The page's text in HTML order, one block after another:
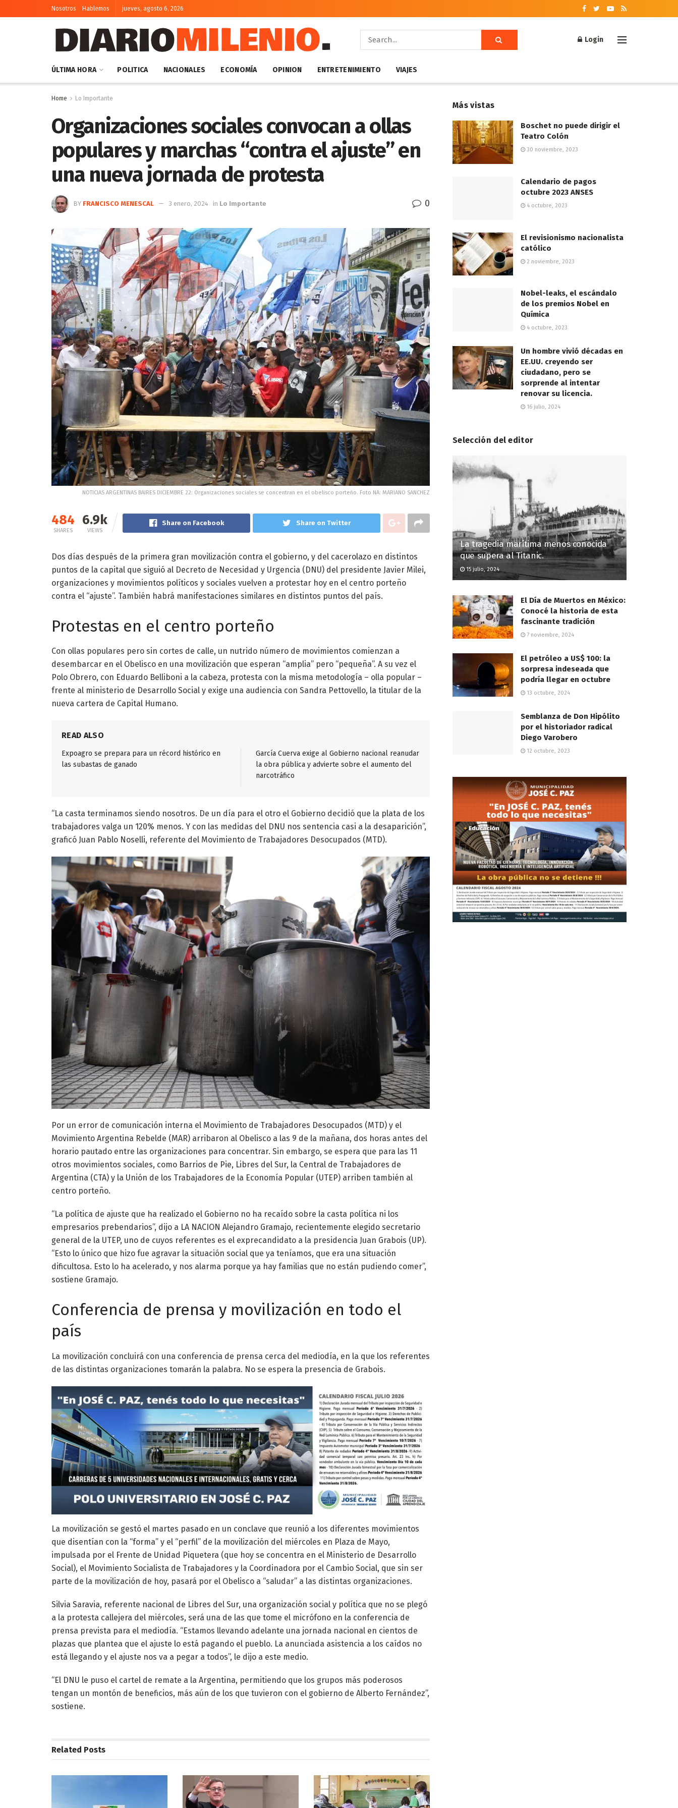
Nosotros Hablemos jueves, agosto 6, 2026
Login
ÚLTIMA HORA POLITICA NACIONALES ECONOMÍA OPINION ENTRETENIMIENTO VIAJES
Home Lo Importante
Organizaciones sociales convocan a ollas
populares y marchas “contra el ajuste” en
una nueva jornada de protesta
BY FRANCISCO MENESCAL 3 enero, 2024 in Lo Importante 0
NOTICIAS ARGENTINAS BAIRES DICIEMBRE 22: Organizaciones sociales se concentran en el obelisco porteño. Foto NA: MARIANO SANCHEZ
484
SHARES
6.9k
VIEWS
Share on Facebook Share on Twitter
Dos días después de la primera gran movilización contra el gobierno, y del cacerolazo en distintos
puntos de la capital que siguió al Decreto de Necesidad y Urgencia (DNU) del presidente Javier Milei,
organizaciones y movimientos políticos y sociales vuelven a protestar hoy en el centro porteño
contra el “ajuste”. También habrá manifestaciones similares en distintos puntos del país.
Protestas en el centro porteño
Con ollas populares pero sin cortes de calle, un nutrido número de movimientos comienzan a
desembarcar en el Obelisco en una movilización que esperan “amplia” pero “pequeña”. A su vez el
Polo Obrero, con Eduardo Belliboni a la cabeza, protesta con la misma metodología – olla popular –
frente al ministerio de Desarrollo Social y exige una audiencia con Sandra Pettovello, la titular de la
nueva cartera de Capital Humano.
READ ALSO
Expoagro se prepara para un récord histórico en
las subastas de ganado
García Cuerva exige al Gobierno nacional reanudar
la obra pública y advierte sobre el aumento del
narcotráfico
“La casta terminamos siendo nosotros. De un día para el otro el Gobierno decidió que la plata de los
trabajadores valga un 120% menos. Y con las medidas del DNU nos sentencia casi a la desaparición”,
graficó Juan Pablo Noselli, referente del Movimiento de Trabajadores Desocupados (MTD).
Por un error de comunicación interna el Movimiento de Trabajadores Desocupados (MTD) y el
Movimiento Argentina Rebelde (MAR) arribaron al Obelisco a las 9 de la mañana, dos horas antes del
horario pautado entre las organizaciones para concentrar. Sin embargo, se espera que para las 11
otros movimientos sociales, como Barrios de Pie, Libres del Sur, la Central de Trabajadores de
Argentina (CTA) y la Unión de los Trabajadores de la Economía Popular (UTEP) arriben también al
centro porteño.
“La política de ajuste que ha realizado el Gobierno no ha recaído sobre la casta política ni los
empresarios prebendarios”, dijo a LA NACION Alejandro Gramajo, recientemente elegido secretario
general de la UTEP, uno de cuyos referentes es el exprecandidato a la presidencia Juan Grabois (UP).
“Esto lo único que hizo fue agravar la situación social que ya teníamos, que era una situación
dificultosa. Esto lo ha acelerado, y nos alarma porque ya hay familias que no están pudiendo comer”,
sostiene Gramajo.
Conferencia de prensa y movilización en todo el
país
La movilización concluirá con una conferencia de prensa cerca del mediodía, en la que los referentes
de las distintas organizaciones tomarán la palabra. No se espera la presencia de Grabois.
La movilización se gestó el martes pasado en un conclave que reunió a los diferentes movimientos
que disentían con la “forma” y el “perfil” de la movilización del miércoles en Plaza de Mayo,
impulsada por el Frente de Unidad Piquetera (que hoy se concentra en el Ministerio de Desarrollo
Social), el Movimiento Socialista de Trabajadores y la Coordinadora por el Cambio Social, que sin ser
parte de la movilización de hoy, pasará por el Obelisco a “saludar” a las distintas organizaciones.
Silvia Saravia, referente nacional de Libres del Sur, una organización social y política que no se plegó
a la protesta callejera del miércoles, será una de las que tome el micrófono en la conferencia de
prensa prevista para el mediodía. “Estamos llevando adelante una jornada nacional en cientos de
plazas que plantea que el ajuste lo está pagando el pueblo. La anunciada asistencia a los caídos no
está llegando y el ajuste nos va a pegar a todos”, le dijo a este medio.
“El DNU le puso el cartel de remate a la Argentina, permitiendo que los grupos más poderosos
tengan un montón de beneficios, más aún de los que tuvieron con el gobierno de Alberto Fernández”,
sostiene.
Related Posts
Más vistas
Boschet no puede dirigir el
Teatro Colón
30 noviembre, 2023
Calendario de pagos
octubre 2023 ANSES
4 octubre, 2023
El revisionismo nacionalista
católico
2 noviembre, 2023
Nobel-leaks, el escándalo
de los premios Nobel en
Química
4 octubre, 2023
Un hombre vivió décadas en
EE.UU. creyendo ser
ciudadano, pero se
sorprende al intentar
renovar su licencia.
16 julio, 2024
Selección del editor
La tragedia marítima menos conocida
que supera al Titanic.
15 julio, 2024
El Día de Muertos en México:
Conocé la historia de esta
fascinante tradición
7 noviembre, 2024
El petróleo a US$ 100: la
sorpresa indeseada que
podría llegar en octubre
13 octubre, 2024
Semblanza de Don Hipólito
por el historiador radical
Diego Varobero
12 octubre, 2023